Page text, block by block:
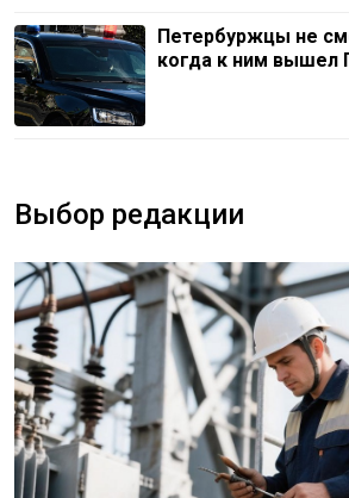
Петербуржцы не
когда к ним вышел
Выбор редакции